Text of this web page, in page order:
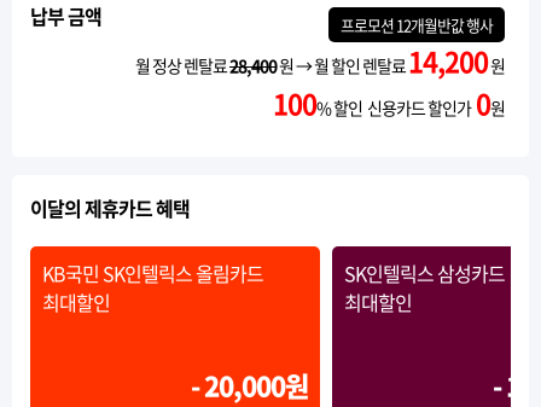
납부 금액 프로모션12개월반값행사
월 정상 렌탈료28,400원 → 월 할인 렌탈료14,200원
100% 할인 신용카드 할인가 0원
이달의 제휴카드 혜택
KB국민 SK인텔릭스 올림카드
최대할인
- 20,000원
SK인텔릭스 삼성카드
최대할인
-